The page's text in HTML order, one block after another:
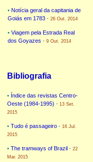
• Notícia geral da capitania de
Goiás em 1783- 26 Out. 2014
• Viagem pela Estrada Real
dos Goyazes - 9 Out. 2014
Bibliografia
• Índice das revistas Centro-
Oeste (1984-1995) - 13 Set.
2015
• Tudo é passageiro - 16 Jul.
2015
• The tramways of Brazil - 22
Mar. 2015